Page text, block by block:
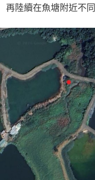
再陸續在魚塘附近不